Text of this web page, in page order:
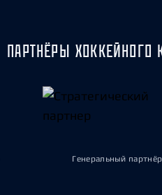
ПАРТНЁРЫ ХОККЕЙНОГО
Генеральный партнёр